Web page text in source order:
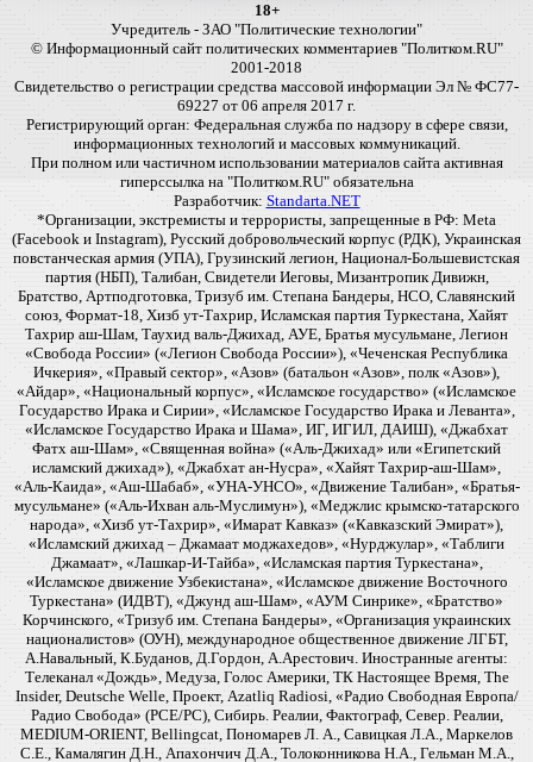
18+
Учредитель - ЗАО "Политические технологии"
© Информационный сайт политических комментариев "Политком.RU"
2001-2018
Свидетельство о регистрации средства массовой информации Эл № ФС77-
69227 от 06 апреля 2017 г.
Регистрирующий орган: Федеральная служба по надзору в сфере связи,
информационных технологий и массовых коммуникаций.
При полном или частичном использовании материалов сайта активная
гиперссылка на "Политком.RU" обязательна
Разработчик: Standarta.NET
*Организации, экстремисты и террористы, запрещенные в РФ: Meta
(Facebook и Instagram), Русский добровольческий корпус (РДК), Украинская
повстанческая армия (УПА), Грузинский легион, Национал-Большевистская
партия (НБП), Талибан, Свидетели Иеговы, Мизантропик Дивижн,
Братство, Артподготовка, Тризуб им. Степана Бандеры, НСО, Славянский
союз, Формат-18, Хизб ут-Тахрир, Исламская партия Туркестана, Хайят
Тахрир аш-Шам, Таухид валь-Джихад, АУЕ, Братья мусульмане, Легион
«Свобода России» («Легион Свобода России»), «Чеченская Республика
Ичкерия», «Правый сектор», «Азов» (батальон «Азов», полк «Азов»),
«Айдар», «Национальный корпус», «Исламское государство» («Исламское
Государство Ирака и Сирии», «Исламское Государство Ирака и Леванта»,
«Исламское Государство Ирака и Шама», ИГ, ИГИЛ, ДАИШ), «Джабхат
Фатх аш-Шам», «Священная война» («Аль-Джихад» или «Египетский
исламский джихад»), «Джабхат ан-Нусра», «Хайят Тахрир-аш-Шам»,
«Аль-Каида», «Аш-Шабаб», «УНА-УНСО», «Движение Талибан», «Братья-
мусульмане» («Аль-Ихван аль-Муслимун»), «Меджлис крымско-татарского
народа», «Хизб ут-Тахрир», «Имарат Кавказ» («Кавказский Эмират»),
«Исламский джихад – Джамаат моджахедов», «Нурджулар», «Таблиги
Джамаат», «Лашкар-И-Тайба», «Исламская партия Туркестана»,
«Исламское движение Узбекистана», «Исламское движение Восточного
Туркестана» (ИДВТ), «Джунд аш-Шам», «АУМ Синрике», «Братство»
Корчинского, «Тризуб им. Степана Бандеры», «Организация украинских
националистов» (ОУН), международное общественное движение ЛГБТ,
А.Навальный, К.Буданов, Д.Гордон, А.Арестович. Иностранные агенты:
Телеканал «Дождь», Медуза, Голос Америки, ТК Настоящее Время, The
Insider, Deutsche Welle, Проект, Azatliq Radiosi, «Радио Свободная Европа/
Радио Свобода» (PCE/PC), Сибирь. Реалии, Фактограф, Север. Реалии,
MEDIUM-ORIENT, Bellingcat, Пономарев Л. А., Савицкая Л.А., Маркелов
С.Е., Камалягин Д.Н., Апахончич Д.А., Толоконникова Н.А., Гельман М.А.,